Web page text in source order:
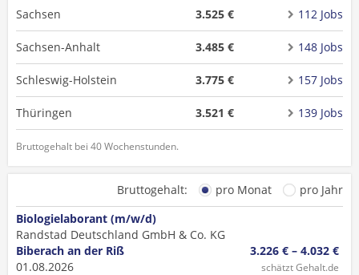
Sachsen 3.525 € 112 Jobs
Sachsen-Anhalt 3.485 € 148 Jobs
Schleswig-Holstein 3.775 € 157 Jobs
Thüringen 3.521 € 139 Jobs
Bruttogehalt bei 40 Wochenstunden.
Bruttogehalt: pro Monat
pro Jahr
Biologielaborant (m/w/d)
Randstad Deutschland GmbH & Co. KG
Biberach an der Riß
01.08.2026
3.226 € – 4.032 €
schätzt Gehalt.de